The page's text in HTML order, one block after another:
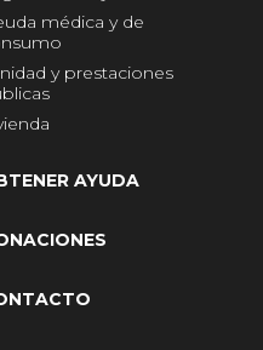
médica y de
y prestaciones
AYUDA